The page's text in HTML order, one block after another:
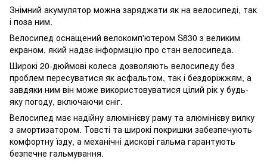
Знімний акумулятор можна заряджати як на велосипеді, так
і поза ним.
Велосипед оснащений велокомп'ютером S830 з великим
екраном, який надає інформацію про стан велосипеда.
Широкі 20-дюймові колеса дозволяють велосипеду без
проблем пересуватися як асфальтом, так і бездоріжжям, а
завдяки ним він може використовуватися цілий рік у будь-
яку погоду, включаючи сніг.
Велосипед має надійну алюмінієву раму та алюмінієву вилку
з амортизатором. Товсті та широкі покришки забезпечують
комфортну їзду, а механічні дискові гальма гарантують
безпечне гальмування.